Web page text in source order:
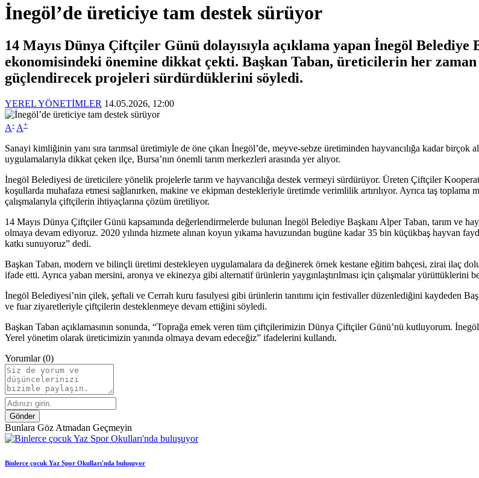
İnegöl’de üreticiye tam destek sürüyor
14 Mayıs Dünya Çiftçiler Günü dolayısıyla açıklama yapan İnegöl Belediye
ekonomisindeki önemine dikkat çekti. Başkan Taban, üreticilerin her zaman
güçlendirecek projeleri sürdürdüklerini söyledi.
YEREL YÖNETİMLER 14.05.2026, 12:00
A- A+
Sanayi kimliğinin yanı sıra tarımsal üretimiyle de öne çıkan İnegöl’de, meyve-sebze üretiminden hayvancılığa kadar
uygulamalarıyla dikkat çeken ilçe, Bursa’nın önemli tarım merkezleri arasında yer alıyor.
İnegöl Belediyesi de üreticilere yönelik projelerle tarım ve hayvancılığa destek vermeyi sürdürüyor. Üreten Çiftçiler
koşullarda muhafaza etmesi sağlanırken, makine ve ekipman destekleriyle üretimde verimlilik artırılıyor. Ayrıca taş
çalışmalarıyla çiftçilerin ihtiyaçlarına çözüm üretiliyor.
14 Mayıs Dünya Çiftçiler Günü kapsamında değerlendirmelerde bulunan İnegöl Belediye Başkanı Alper Taban, tarım ve
olmaya devam ediyoruz. 2020 yılında hizmete alınan koyun yıkama havuzundan bugüne kadar 35 bin küçükbaş hayvan
katkı sunuyoruz” dedi.
Başkan Taban, modern ve bilinçli üretimi destekleyen uygulamalara da değinerek örnek kestane eğitim bahçesi, zirai ilaç
ifade etti. Ayrıca yaban mersini, aronya ve ekinezya gibi alternatif ürünlerin yaygınlaştırılması için çalışmalar yürüttüklerini
İnegöl Belediyesi’nin çilek, şeftali ve Cerrah kuru fasulyesi gibi ürünlerin tanıtımı için festivaller düzenlediğini kaydeden
ve fuar ziyaretleriyle çiftçilerin desteklenmeye devam ettiğini söyledi.
Başkan Taban açıklamasının sonunda, “Toprağa emek veren tüm çiftçilerimizin Dünya Çiftçiler Günü’nü kutluyorum.
Yerel yönetim olarak üreticimizin yanında olmaya devam edeceğiz” ifadelerini kullandı.
Yorumlar (0)
Gönder
Bunlara Göz Atmadan Geçmeyin
Binlerce çocuk Yaz Spor Okulları'nda buluşuyor